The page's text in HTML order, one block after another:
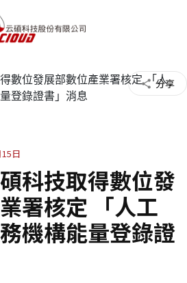
日
share 分享
科技取得數位發
署核定 「人工
機構能量登錄證